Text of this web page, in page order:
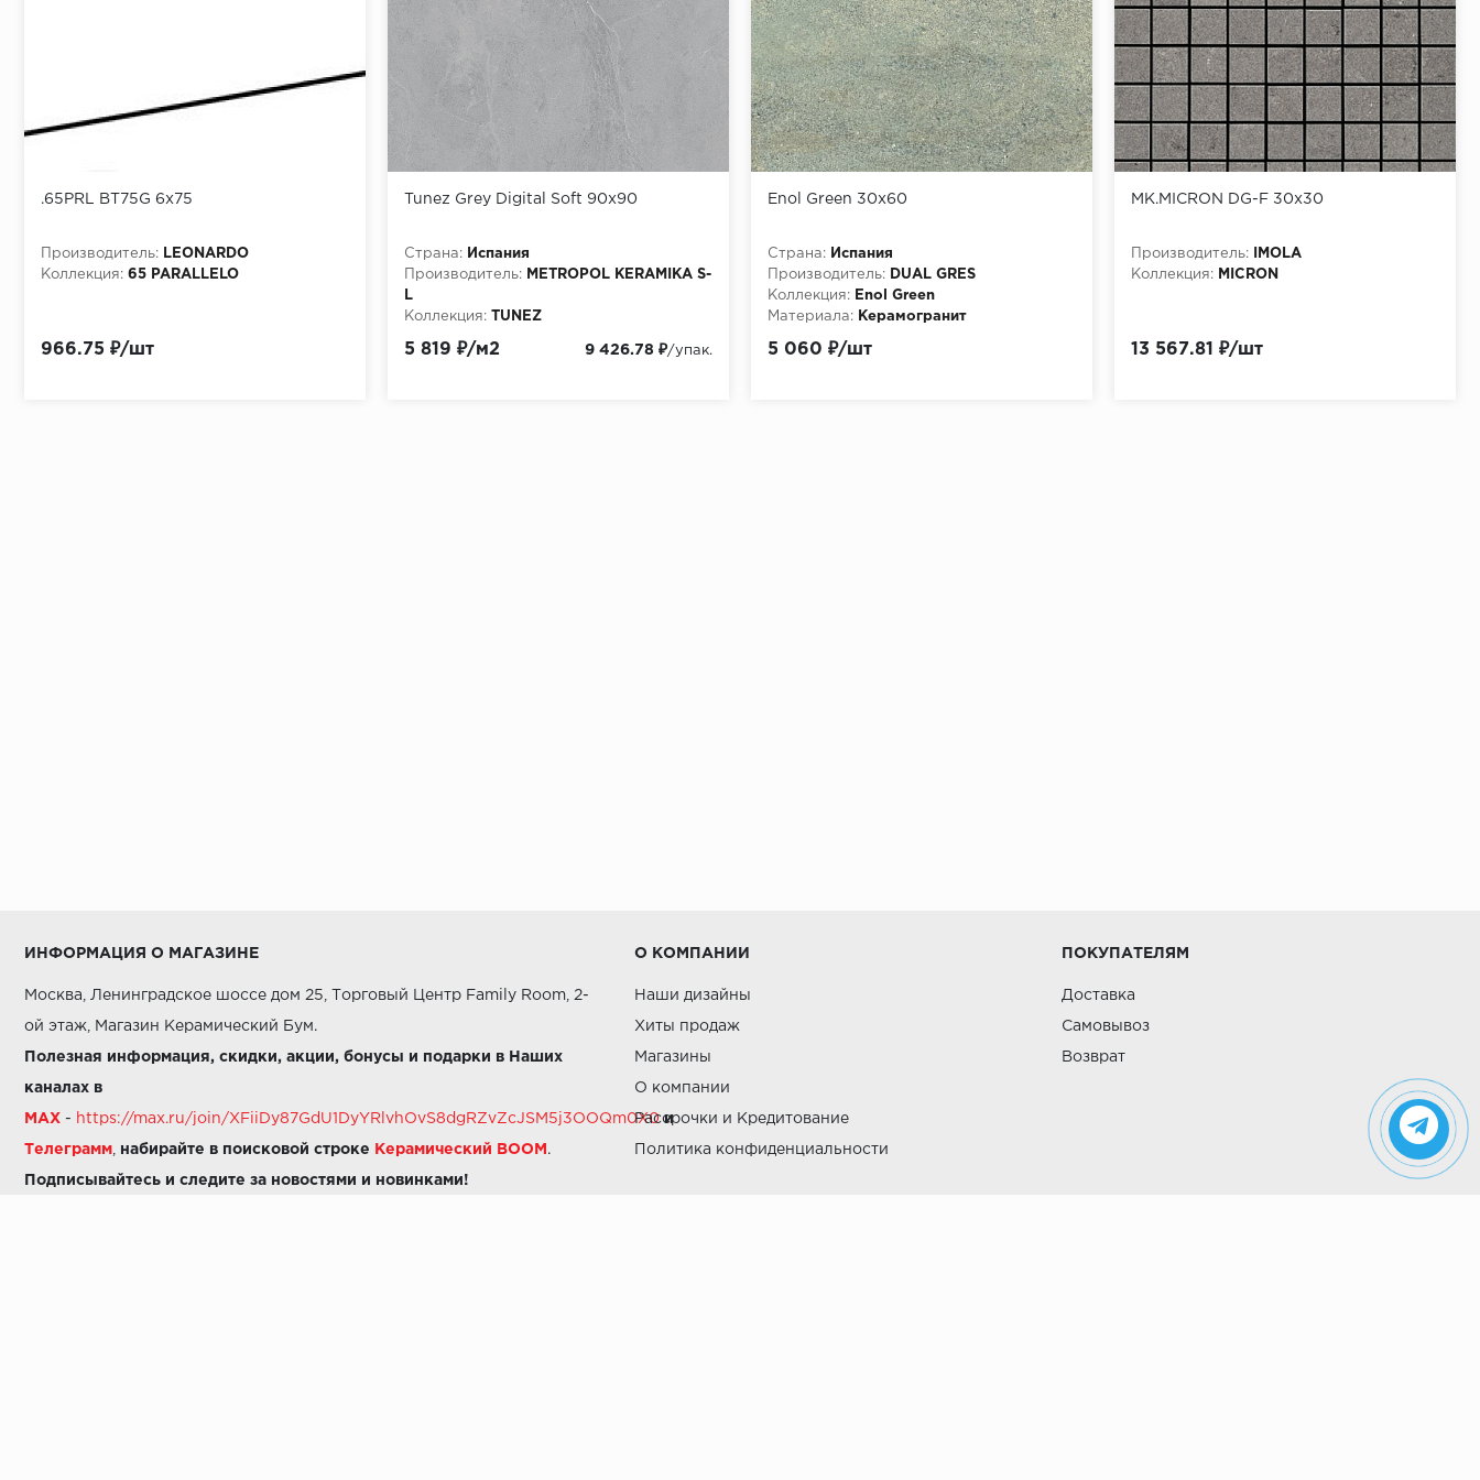
.65PRL BT75G 6x75
Производитель:
LEONARDO
Коллекция: 65 PARALLELO
966.75 ₽/шт
Tunez Grey Digital Soft 90x90
Страна:
Испания
Производитель:
METROPOL KERAMIKA S-
L
Коллекция:
TUNEZ
5 819 ₽/м2 9 426.78 ₽/упак.
Enol Green 30x60
Страна:
Испания
Производитель:
DUAL GRES
Коллекция:
Enol Green
Материала:
Керамогранит
5 060 ₽/шт
MK.MICRON DG-F 30x30
Производитель:
IMOLA
Коллекция:
MICRON
13 567.81 ₽/шт
ИНФОРМАЦИЯ О МАГАЗИНЕ
Москва, Ленинградское шоссе дом 25, Торговый Центр Family Room, 2-
ой этаж, Магазин Керамический Бум.
Полезная информация, скидки, акции, бонусы и подарки в Наших
каналах в
MAX - https://max.ru/join/XFiiDy87GdU1DyYRlvhOvS8dgRZvZcJSM5j3OOQm0X0 и
Телеграмм набирайте в поисковой строке Керамический BOOM .
Подписывайтесь и следите за новостями и новинками!
О КОМПАНИИ
Наши дизайны
Хиты продаж
Магазины
О компании
Рассрочки и Кредитование
Политика конфиденциальности
ПОКУПАТЕЛЯМ
Доставка
Самовывоз
Возврат